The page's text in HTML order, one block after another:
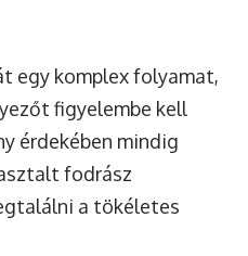
egy komplex folyamat,
figyelembe kell
érdekében mindig
fodrász
a tökéletes